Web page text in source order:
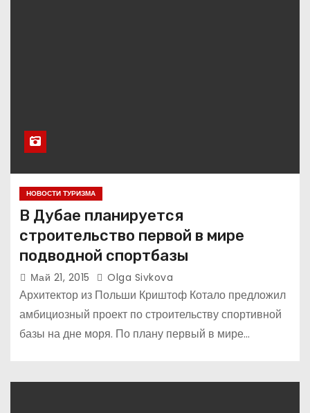
НОВОСТИ ТУРИЗМА
В Дубае планируется
строительство первой в мире
подводной спортбазы
Май 21, 2015 Olga Sivkova
Архитектор из Польши Криштоф Котало предложил
амбициозный проект по строительству спортивной
базы на дне моря. По плану первый в мире…